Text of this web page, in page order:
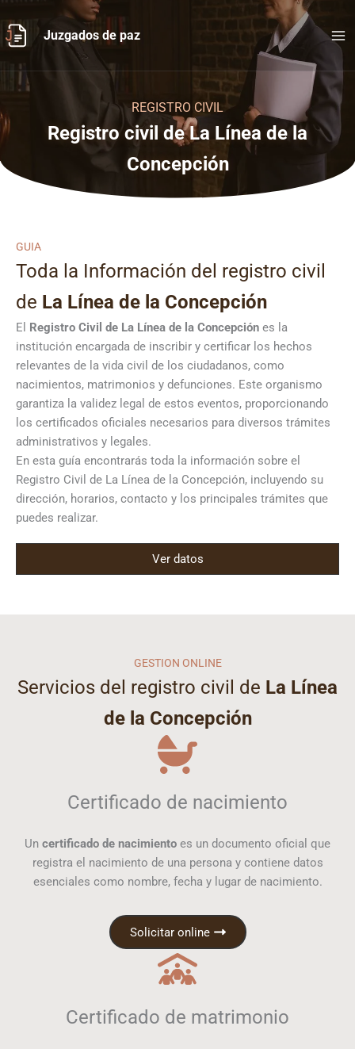
al
contenido
Juzgados de paz
REGISTRO CIVIL
Registro civil de La Línea de la
Concepción
GUIA
Toda la Información del registro civil
de La Línea de la Concepción
El Registro Civil de La Línea de la Concepción es la
institución encargada de inscribir y certificar los hechos
relevantes de la vida civil de los ciudadanos, como
nacimientos, matrimonios y defunciones. Este organismo
garantiza la validez legal de estos eventos, proporcionando
los certificados oficiales necesarios para diversos trámites
administrativos y legales.
En esta guía encontrarás toda la información sobre el
Registro Civil de La Línea de la Concepción, incluyendo su
dirección, horarios, contacto y los principales trámites que
puedes realizar.
Ver datos
GESTION ONLINE
Servicios del registro civil de La Línea
de la Concepción
Certificado de nacimiento
Un certificado de nacimiento es un documento oficial que
registra el nacimiento de una persona y contiene datos
esenciales como nombre, fecha y lugar de nacimiento.
Solicitar online
Certificado de matrimonio